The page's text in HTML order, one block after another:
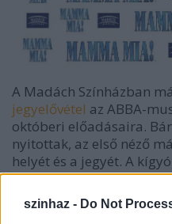
szinhaz - Do Not
A Madách Színházban
jegyelővétel az ABBA-
októberi előadásaira.
nyitottak, az első néző
helyét és a jegyét. A
riszatotta el a Mamma
szerettek volna jegyet
színház pedig a rossz